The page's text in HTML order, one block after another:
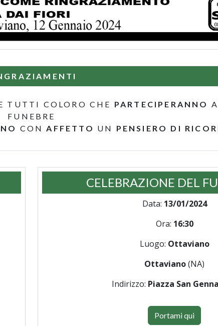
TUTTI COLORO CHE PARTECIPERANNO
FUNEBRE
CONAFFETTO UN PENSIERO DI
CELEBRAZIONE DEL
Data: 13/01/2024
Ora: 16:30
Luogo: Ottaviano
Ottaviano(NA)
Indirizzo: Piazza San
Portami qui